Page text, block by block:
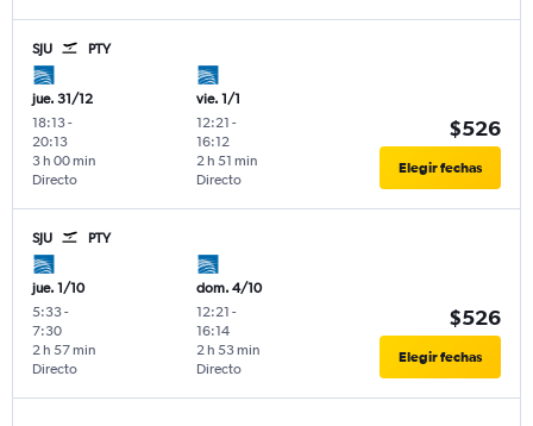
SJU PTY
jue. 31/12
18:13-
20:13
Directo
3 h 00 min
vie. 1/1
12:21 -
16:12
Directo
2 h 51 min
$526
Elegir fechas
SJU PTY
jue. 1/10
5:33-
7:30
Directo
2 h 57 min
dom. 4/10
12:21 -
16:14
Directo
2 h 53 min
$526
Elegir fechas